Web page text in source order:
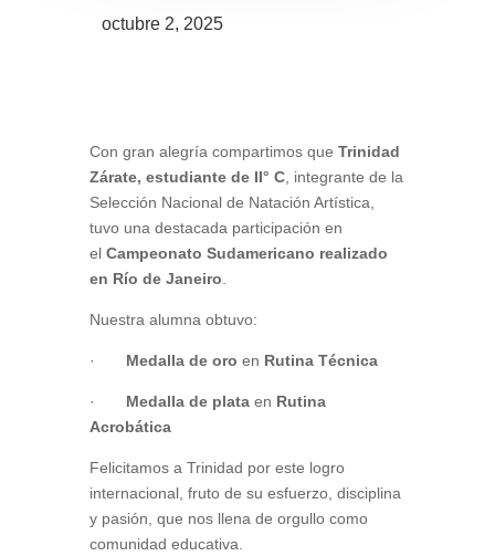
octubre 2, 2025
Con gran alegría compartimos que Trinidad
Zárate, estudiante de II° C, integrante de la
Selección Nacional de Natación Artística,
tuvo una destacada participación en
el Campeonato Sudamericano realizado
en Río de Janeiro
Nuestra alumna obtuvo:
· Medalla de oro en Rutina Técnica
· Medalla de plataen Rutina
Acrobática
Felicitamos a Trinidad por este logro
internacional, fruto de su esfuerzo, disciplina
y pasión, que nos llena de orgullo como
comunidad educativa.